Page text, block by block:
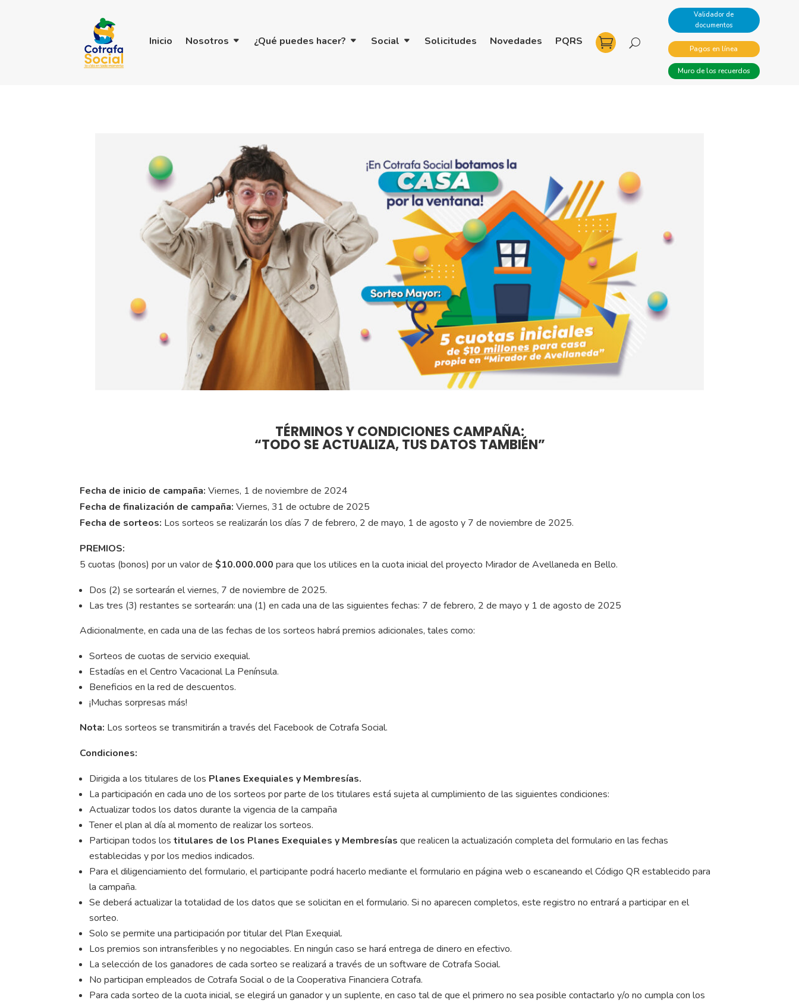
Inicio Nosotros ¿Qué puedes hacer? Social Solicitudes Novedades PQRS
Validador de
documentos
Pagos en línea
Muro de los recuerdos
TÉRMINOS Y CONDICIONES CAMPAÑA:
“TODO SE ACTUALIZA, TUS DATOS TAMBIÉN”
Fecha de inicio de campaña: Viernes, 1 de noviembre de 2024
Fecha de finalización de campaña: Viernes, 31 de octubre de 2025
Fecha de sorteos: Los sorteos se realizarán los días 7 de febrero, 2 de mayo, 1 de agosto y 7 de noviembre de 2025.
PREMIOS:
5 cuotas (bonos) por un valor de$10.000.000 para que los utilices en la cuota inicial del proyecto Mirador de Avellaneda en Bello.
Dos (2) se sortearán el viernes, 7 de noviembre de 2025.
Las tres (3) restantes se sortearán: una (1) en cada una de las siguientes fechas: 7 de febrero, 2 de mayo y 1 de agosto de 2025
Adicionalmente, en cada una de las fechas de los sorteos habrá premios adicionales, tales como:
Sorteos de cuotas de servicio exequial.
Estadías en el Centro Vacacional La Península.
Beneficios en la red de descuentos.
¡Muchas sorpresas más!
Nota: Los sorteos se transmitirán a través del Facebook de Cotrafa Social.
Condiciones:
Dirigida a los titulares de los Planes Exequiales y Membresías.
La participación en cada uno de los sorteos por parte de los titulares está sujeta al cumplimiento de las siguientes condiciones:
Actualizar todos los datos durante la vigencia de la campaña
Tener el plan al día al momento de realizar los sorteos.
Participan todos lostitulares de los Planes Exequiales y Membresías que realicen la actualización completa del formulario en las fechas
establecidas y por los medios indicados.
Para el diligenciamiento del formulario, el participante podrá hacerlo mediante el formulario en página web o escaneando el Código QR establecido para
la campaña.
Se deberá actualizar la totalidad de los datos que se solicitan en el formulario. Si no aparecen completos, este registro no entrará a participar en el
sorteo.
Solo se permite una participación por titular del Plan Exequial.
Los premios son intransferibles y no negociables. En ningún caso se hará entrega de dinero en efectivo.
La selección de los ganadores de cada sorteo se realizará a través de un software de Cotrafa Social.
No participan empleados de Cotrafa Social o de la Cooperativa Financiera Cotrafa.
Para cada sorteo de la cuota inicial, se elegirá un ganador y un suplente, en caso tal de que el primero no sea posible contactarlo y/o no cumpla con los